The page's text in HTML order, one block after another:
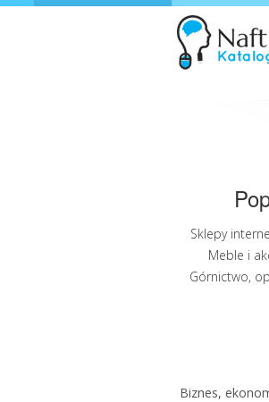
Sklepy
Meble i
Górnictwo,
Biznes,